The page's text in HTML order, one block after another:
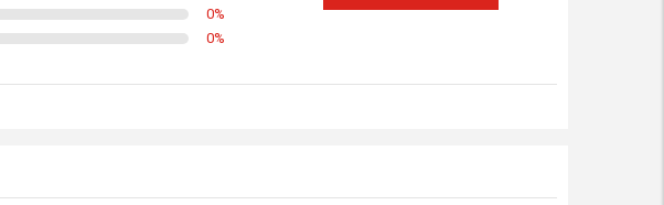
0%
0%